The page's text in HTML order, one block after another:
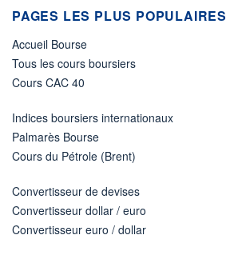
PAGES LES PLUS POPULAIRES
Accueil Bourse
Tous les cours boursiers
Cours CAC 40
Indices boursiers internationaux
Palmarès Bourse
Cours du Pétrole (Brent)
Convertisseur de devises
Convertisseur dollar / euro
Convertisseur euro / dollar